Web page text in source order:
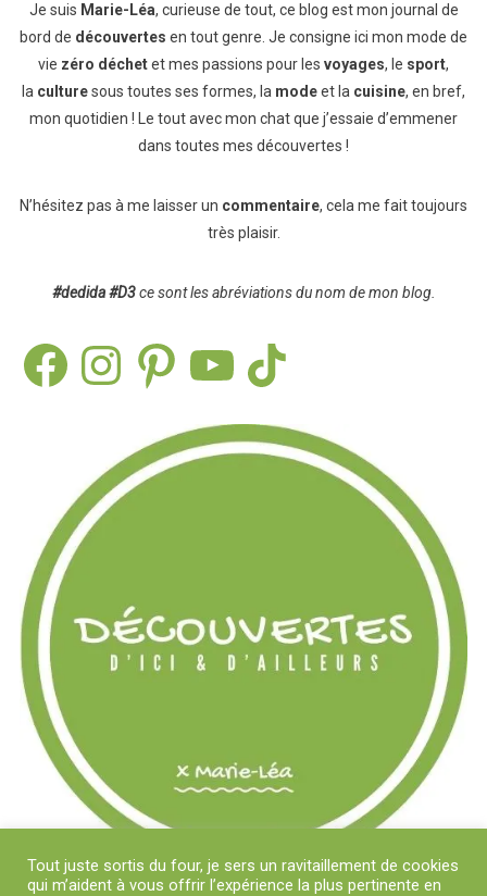
Je suis Marie-Léa, curieuse de tout, ce blog est mon journal de
bord de découvertes en tout genre. Je consigne ici mon mode de
vie zéro déchetet mes passions pour les voyages, le sport,
la culturesous toutes ses formes, la modeet la cuisine, en bref,
mon quotidien ! Le tout avec mon chat que j’essaie d’emmener
dans toutes mes découvertes !
N’hésitez pas à me laisser un commentaire, cela me fait toujours
très plaisir.
#dedida #D3ce sont les abréviations du nom de mon blog.
FacebookInstagramPinterest TikTok
Tout juste sortis du four, je sers un ravitaillement de cookies
qui m’aident à vous offrir l’expérience la plus pertinente en